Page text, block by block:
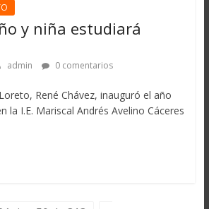
y niña estudiará
admin 0 comentarios
René Chávez, inauguró el año
la I.E. Mariscal Andrés Avelino Cáceres